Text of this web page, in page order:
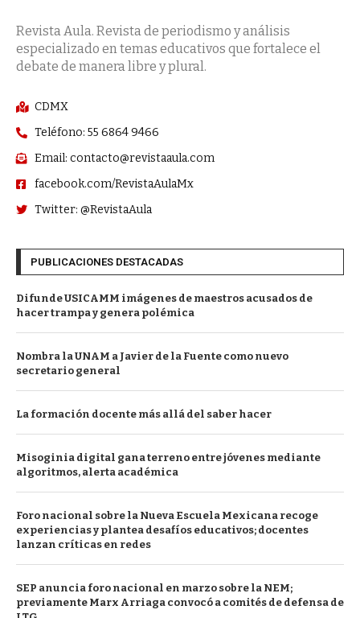
Revista Aula. Revista de periodismo y análisis
especializado en temas educativos que fortalece el
debate de manera libre y plural.
CDMX
Teléfono: 55 6864 9466
Email: contacto@revistaaula.com
facebook.com/RevistaAulaMx
Twitter: @RevistaAula
PUBLICACIONES DESTACADAS
Difunde USICAMM imágenes de maestros acusados de
hacer trampa y genera polémica
Nombra la UNAM a Javier de la Fuente como nuevo
secretario general
La formación docente más allá del saber hacer
Misoginia digital gana terreno entre jóvenes mediante
algoritmos, alerta académica
Foro nacional sobre la Nueva Escuela Mexicana recoge
experiencias y plantea desafíos educativos; docentes
lanzan críticas en redes
SEP anuncia foro nacional en marzo sobre la NEM;
previamente Marx Arriaga convocó a comités de defensa de